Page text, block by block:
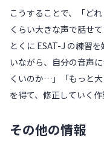
こうすることで、「ど
くらい大きな声で話せ
とくに ESAT-J の練習
いながら、自分の音声
くいのか…」「もっと
を得て、修正していく
その他の情報